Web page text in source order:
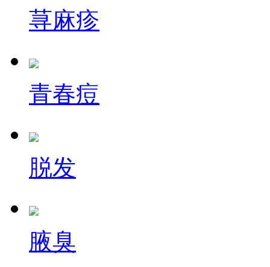
荨麻疹
青春痘
脱发
腋臭